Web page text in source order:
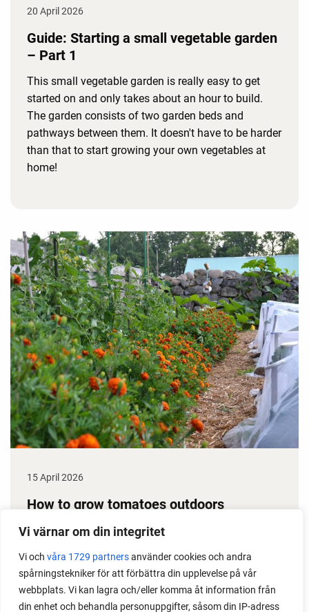
Vi värnar om din integritet
Vi och våra 1729 partnersanvänder cookies och andra
spårningstekniker för att förbättra din upplevelse på vår
webbplats. Vi kan lagra och/eller komma åt information från
din enhet och behandla personuppgifter, såsom din IP-adress
20 April 2026
Guide: Starting a small vegetable garden
– Part 1
This small vegetable garden is really easy to get
started on and only takes about an hour to build.
The garden consists of two garden beds and
pathways between them. It doesn't have to be harder
than that to start growing your own vegetables at
home!
15 April 2026
How to grow tomatoes outdoors
Do you need a greenhouse to grow tomatoes? This
readers. I grow tomatoes outdoors without any
issues. Why not give it a try?